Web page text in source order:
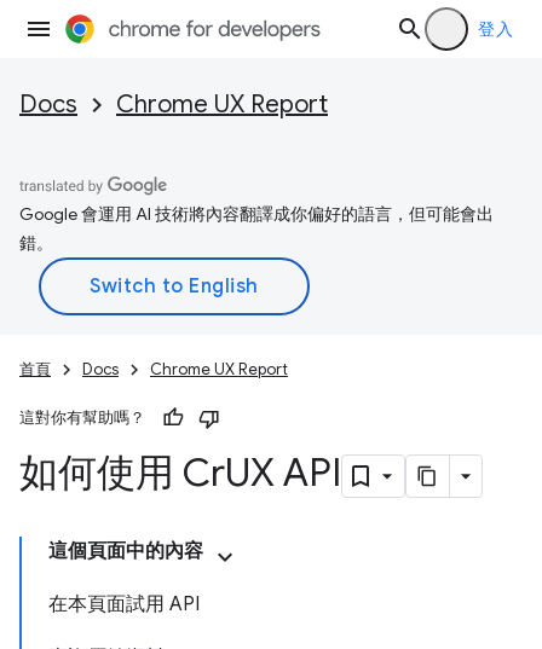
登入
Docs Chrome UX Report
Google 會運用 AI 技術將內容翻譯成你偏好的語言，但可能會出
錯。
首頁 Docs Chrome UX Report
這對你有幫助嗎？
如何使用 CrUX API
這個頁面中的內容
在本頁面試用 API